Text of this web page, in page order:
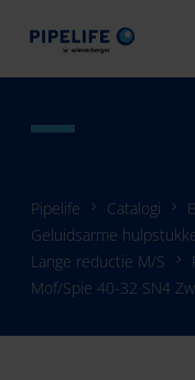
Pipelife Catalogi
Geluidsarme
Lange reductie M/S
Mof/Spie 40-32 SN4